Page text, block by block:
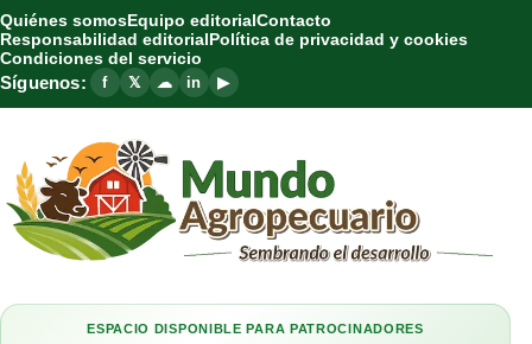
Quiénes somosEquipo editorialContacto
Responsabilidad editorialPolítica de privacidad y cookies
Condiciones del servicio
Síguenos: f 𝕏 ☁ in ▶
ESPACIO DISPONIBLE PARA PATROCINADORES